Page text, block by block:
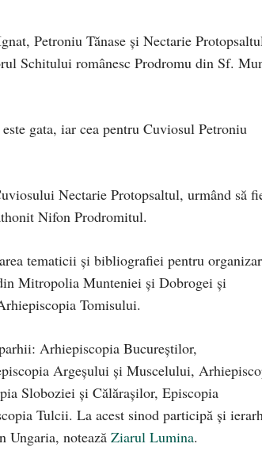
Petroniu Tănase și Nectarie
Schitului românesc Prodromu din Sf.
gata, iar cea pentru Cuviosul Petroniu
Nectarie Protopsaltul, urmând să
Nifon Prodromitul.
tematicii și bibliografiei pentru
Mitropolia Munteniei și Dobrogei și
Tomisului.
Arhiepiscopia Bucureștilor,
Argeșului și Muscelului,
Sloboziei și Călărașilor, Episcopia
Tulcii. La acest sinod participă și
Ungaria, notează Ziarul Lumina.